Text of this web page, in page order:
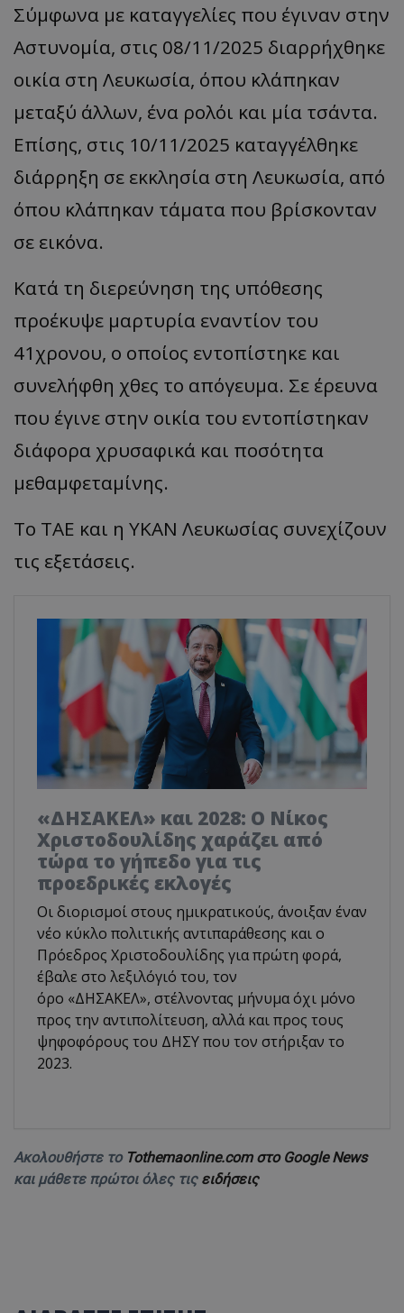
Σύμφωνα με καταγγελίες που έγιναν στην
Αστυνομία, στις 08/11/2025 διαρρήχθηκε
οικία στη Λευκωσία, όπου κλάπηκαν
μεταξύ άλλων, ένα ρολόι και μία τσάντα.
Επίσης, στις 10/11/2025 καταγγέλθηκε
διάρρηξη σε εκκλησία στη Λευκωσία, από
όπου κλάπηκαν τάματα που βρίσκονταν
σε εικόνα.
Κατά τη διερεύνηση της υπόθεσης
προέκυψε μαρτυρία εναντίον του
41χρονου, ο οποίος εντοπίστηκε και
συνελήφθη χθες το απόγευμα. Σε έρευνα
που έγινε στην οικία του εντοπίστηκαν
διάφορα χρυσαφικά και ποσότητα
μεθαμφεταμίνης.
Το ΤΑΕ και η ΥΚΑΝ Λευκωσίας συνεχίζουν
τις εξετάσεις.
«ΔΗΣΑΚΕΛ» και 2028: Ο Νίκος
Χριστοδουλίδης χαράζει από
τώρα το γήπεδο για τις
προεδρικές εκλογές
Οι διορισμοί στους ημικρατικούς, άνοιξαν έναν
νέο κύκλο πολιτικής αντιπαράθεσης και ο
Πρόεδρος Χριστοδουλίδης για πρώτη φορά,
έβαλε στο λεξιλόγιό του, τον
όρο «ΔΗΣΑΚΕΛ», στέλνοντας μήνυμα όχι μόνο
προς την αντιπολίτευση, αλλά και προς τους
ψηφοφόρους του ΔΗΣΥ που τον στήριξαν το
2023.
Ακολουθήστε το Tothemaonline.com στο Google News
και μάθετε πρώτοι όλες τις ειδήσεις